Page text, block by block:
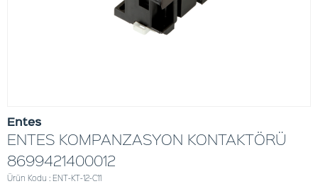
Entes
ENTES KOMPANZASYON KONTAKTÖRÜ
8699421400012
Ürün Kodu : ENT-KT-12-C11